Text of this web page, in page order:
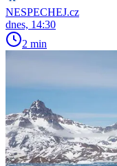
NESPECHEJ.cz
dnes, 14:30
2 min